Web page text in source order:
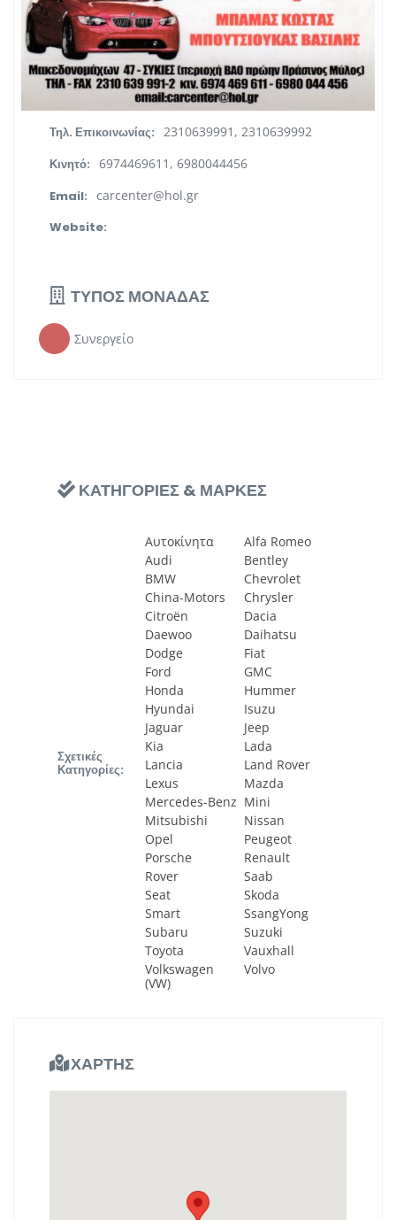
ΠΛΗΡΟΦΟΡΙΕΣ
Διεύθυνση: Μακεδονομάχων 47, Συκιές,
Θεσσαλονίκη
Κεντρική Μακεδονία
Τηλ. Επικοινωνίας: 2310639991, 2310639992
Κινητό: 6974469611, 6980044456
Email: carcenter@hol.gr
Website:
ΤΥΠΟΣ ΜΟΝΑΔΑΣ
Συνεργείο
ΚΑΤΗΓΟΡΙΕΣ & ΜΑΡΚΕΣ
Σχετικές
Κατηγορίες:
Αυτοκίνητα
Alfa Romeo
Audi
Bentley
BMW
Chevrolet
China-Motors
Chrysler
Citroën
Dacia
Daewoo
Daihatsu
Dodge
Fiat
Ford
GMC
Honda
Hummer
Hyundai
Isuzu
Jaguar
Jeep
Kia
Lada
Lancia
Land Rover
Lexus
Mazda
Mercedes-Benz Mini
Mitsubishi
Nissan
Opel
Peugeot
Porsche
Renault
Rover
Saab
Seat
Skoda
Smart
SsangYong
Subaru
Suzuki
Toyota
Vauxhall
Volkswagen
(VW)
Volvo
ΧΑΡΤΗΣ